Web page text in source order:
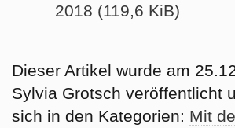
2018 (119,6 KiB)
Dieser Artikel wurde am
Sylvia Grotsch veröffentlicht
sich in den Kategorien: Mit